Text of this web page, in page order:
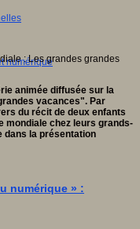
numérique
animée diffusée sur la
vacances". Par
du récit de deux enfants
mondiale chez leurs grands-
dans la présentation
numérique » :